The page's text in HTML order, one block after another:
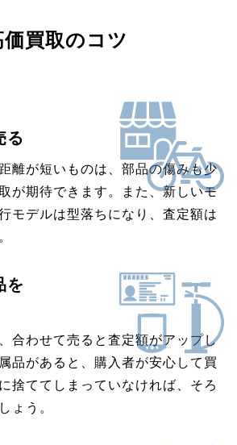
価買取のコツ
る
離が短いものは、部品の傷みも少
が期待できます。また、新しいモ
モデルは型落ちになり、査定額は
を
合わせて売ると査定額がアップし
品があると、購入者が安心して買
捨ててしまっていなければ、そろ
ょう。